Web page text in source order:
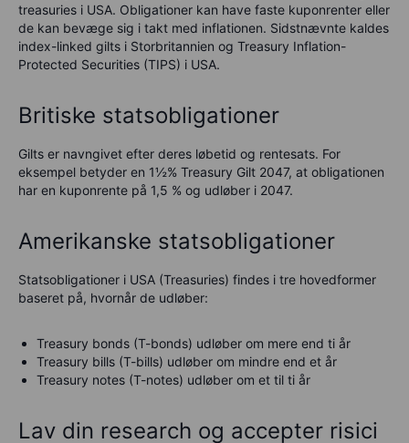
treasuries i USA. Obligationer kan have faste kuponrenter eller
de kan bevæge sig i takt med inflationen. Sidstnævnte kaldes
index-linked gilts i Storbritannien og Treasury Inflation-
Protected Securities (TIPS) i USA.
Britiske statsobligationer
Gilts er navngivet efter deres løbetid og rentesats. For
eksempel betyder en 1½% Treasury Gilt 2047, at obligationen
har en kuponrente på 1,5 % og udløber i 2047.
Amerikanske statsobligationer
Statsobligationer i USA (Treasuries) findes i tre hovedformer
baseret på, hvornår de udløber:
Treasury bonds (T-bonds) udløber om mere end ti år
Treasury bills (T-bills) udløber om mindre end et år
Treasury notes (T-notes) udløber om et til ti år
Lav din research og accepter risici